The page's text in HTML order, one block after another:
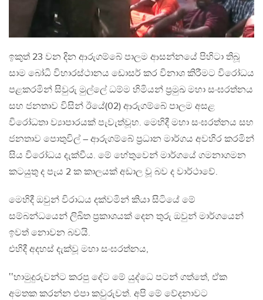
ඉකුත් 23 වන දින ආරුගම්බේ පාලම ආසන්නයේ පිහිටා තිබූ
සාම බෝධි විහාරස්ථානය ඩොසර් කර විනාශ කිරීමට විරෝධය
පළකරමින් සිවුරු මුල්ලේ ධම්ම හිමියන් ප්‍රමුඛ මහා සංඝරත්නය
සහ ජනතාව විසින් ඊයේ(02) ආරුගම්බේ පාලම අසළ
විරෝධතා ව්‍යාපාරයක් පැවැත්වූහ. මෙහිදී මහා සංඝරත්නය සහ
ජනතාව පොතුවිල් – ආරුගම්බේ ප්‍රධාන මාර්ගය අවහිර කරමින්
සිය විරෝධය දැක්වීය. මේ හේතුවෙන් මාර්ගයේ ගමනාගමන
කටයුතු ද පැය 2 ක කාලයක් අඩාල වූ බව ද වාර්ථාවේ.
මෙහිදී ඔවුන් විරාධය දක්වමින් කියා සිටියේ මේ
සම්බන්ධයෙන් ලිඛිත ප්‍රකාශයක් දෙන තුරු ඔවුන් මාර්ගයෙන්
ඉවත් නොවන බවයි.
එහිදී අදහස් දැක්වූ මහා සංඝරත්නය,
‛‛හාමුදුරුවන්ට කරපු දේට මේ යුද්ධෙ පටන් ගත්තේ, ඒක
අමතක කරන්න එපා කවුරුවත්. අපි මේ වේදනාවට